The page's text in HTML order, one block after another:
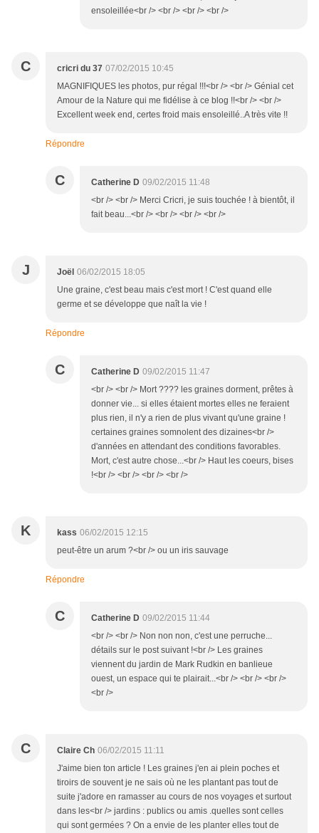
ensoleillée<br /> <br /> <br /> <br />
C cricri du 37 07/02/2015 10:45
MAGNIFIQUES les photos, pur régal !!!<br /> <br /> Génial cet
Amour de la Nature qui me fidélise à ce blog !!<br /> <br />
Excellent week end, certes froid mais ensoleillé..A très vite !!
Répondre
C Catherine D 09/02/2015 11:48
<br /> <br /> Merci Cricri, je suis touchée ! à bientôt, il
fait beau...<br /> <br /> <br /> <br />
J Joël 06/02/2015 18:05
Une graine, c'est beau mais c'est mort ! C'est quand elle
germe et se développe que naît la vie !
Répondre
C Catherine D 09/02/2015 11:47
<br /> <br /> Mort ???? les graines dorment, prêtes à
donner vie... si elles étaient mortes elles ne feraient
plus rien, il n'y a rien de plus vivant qu'une graine !
certaines graines somnolent des dizaines<br />
d'années en attendant des conditions favorables.
Mort, c'est autre chose...<br /> Haut les coeurs, bises
!<br /> <br /> <br /> <br />
K kass 06/02/2015 12:15
peut-être un arum ?<br /> ou un iris sauvage
Répondre
C Catherine D 09/02/2015 11:44
<br /> <br /> Non non non, c'est une perruche...
détails sur le post suivant !<br /> Les graines
viennent du jardin de Mark Rudkin en banlieue
ouest, un espace qui te plairait...<br /> <br /> <br />
<br />
C Claire Ch 06/02/2015 11:11
J'aime bien ton article ! Les graines j'en ai plein poches et
tiroirs de souvent je ne sais où ne les plantant pas tout de
suite j'adore en ramasser au cours de nos voyages et surtout
dans les<br /> jardins : publics ou amis .quelles sont celles
qui sont germées ? On a envie de les planter elles tout de